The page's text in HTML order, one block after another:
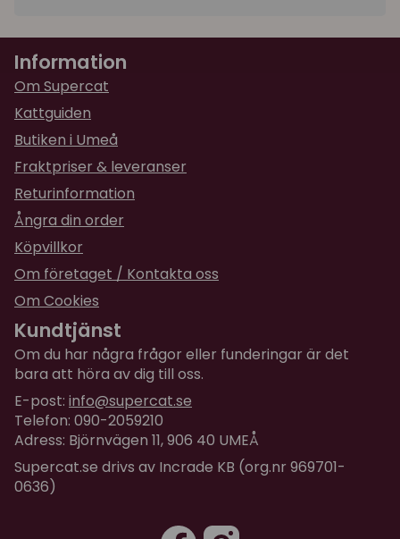
Information
Om Supercat
Kattguiden
Butiken i Umeå
Fraktpriser & leveranser
Returinformation
Ångra din order
Köpvillkor
Om företaget / Kontakta oss
Om Cookies
Kundtjänst
Om du har några frågor eller funderingar är det
bara att höra av dig till oss.
E-post: info@supercat.se
Telefon: 090-2059210
Adress: Björnvägen 11, 906 40 UMEÅ
Supercat.se drivs av Incrade KB (org.nr 969701-
0636)